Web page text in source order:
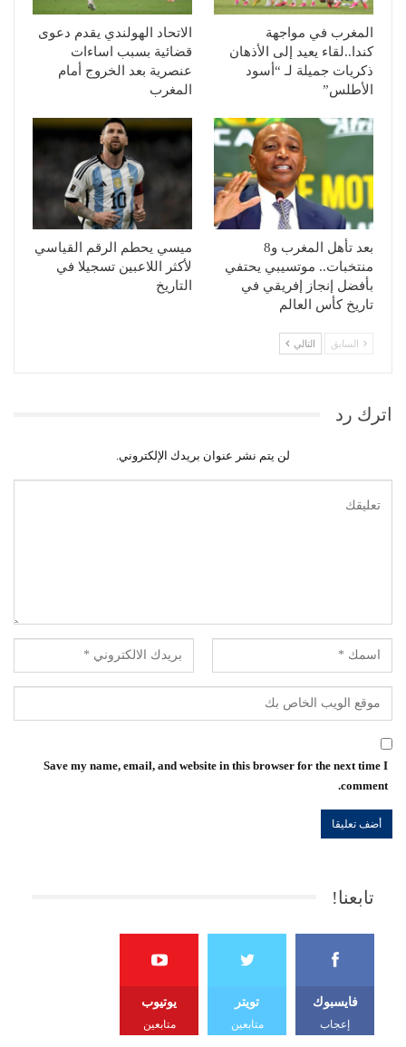
المغرب في مواجهة
كندا..لقاء يعيد إلى الأذهان
ذكريات جميلة لـ “أسود
الأطلس”
الاتحاد الهولندي يقدم دعوى
قضائية بسبب اساءات
عنصرية بعد الخروج أمام
المغرب
بعد تأهل المغرب و8
منتخبات.. موتسيبي يحتفي
بأفضل إنجاز إفريقي في
تاريخ كأس العالم
ميسي يحطم الرقم القياسي
لأكثر اللاعبين تسجيلا في
التاريخ
السابق التالي
اترك رد
لن يتم نشر عنوان بريدك الإلكتروني.
Save my name, email, and website in this browser for the next time I
comment.
تابعنا!
فايسبوك
إعجاب
تويتر
متابعين
يوتيوب
متابعين